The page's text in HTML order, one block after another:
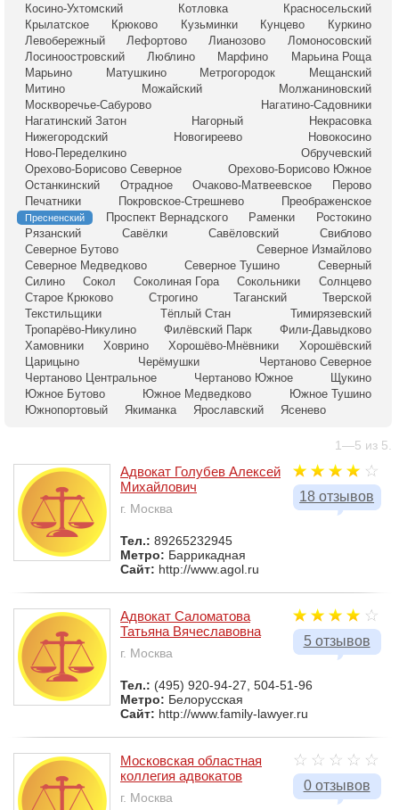
Косино-Ухтомский
Котловка
Красносельский
Крылатское
Крюково Кузьминки Кунцево
Куркино
Левобережный
Лефортово Лианозово
Ломоносовский
Лосиноостровский
Люблино Марфино
Марьина Роща
Марьино
Матушкино Метрогородок
Мещанский
Митино
Можайский
Молжаниновский
Москворечье-Сабурово
Нагатино-Садовники
Нагатинский Затон
Нагорный
Некрасовка
Нижегородский
Новогиреево
Новокосино
Ново-Переделкино
Обручевский
Орехово-Борисово Северное
Орехово-Борисово Южное
Останкинский
Отрадное Очаково-Матвеевское
Перово
Печатники
Покровское-Стрешнево Преображенское
Пресненский Проспект Вернадского Раменки
Ростокино
Рязанский
Савёлки Савёловский
Свиблово
Северное Бутово
Северное Измайлово
Северное Медведково
Северное Тушино
Северный
Силино
Сокол Соколиная Гора Сокольники
Солнцево
Старое Крюково
Строгино Таганский
Тверской
Текстильщики
Тёплый Стан
Тимирязевский
Тропарёво-Никулино
Филёвский Парк
Фили-Давыдково
Хамовники
Ховрино Хорошёво-Мнёвники
Хорошёвский
Царицыно
Черёмушки
Чертаново Северное
Чертаново Центральное
Чертаново Южное
Щукино
Южное Бутово
Южное Медведково
Южное Тушино
Южнопортовый
Якиманка Ярославский Ясенево
1—5 из 5.
18 отзывов
Адвокат Голубев Алексей
Михайлович
г. Москва
Тел.: 89265232945
Метро: Баррикадная
Сайт: http://www.agol.ru
5 отзывов
Адвокат Саломатова
Татьяна Вячеславовна
г. Москва
Тел.: (495) 920-94-27, 504-51-96
Метро: Белорусская
Сайт: http://www.family-lawyer.ru
0 отзывов
Московская областная
коллегия адвокатов
г. Москва